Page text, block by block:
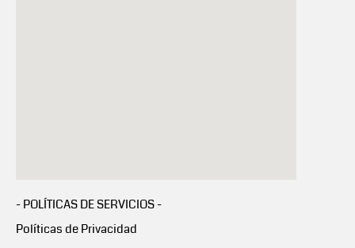
- POLÍTICAS DE SERVICIOS -
Políticas de Privacidad